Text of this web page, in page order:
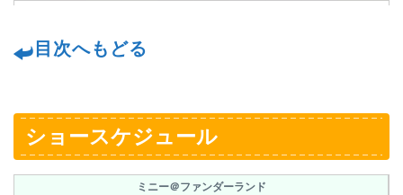
目次へもどる
ショースケジュール
ミニー＠ファンダーランド